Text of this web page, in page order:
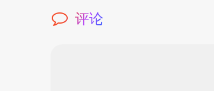
评论